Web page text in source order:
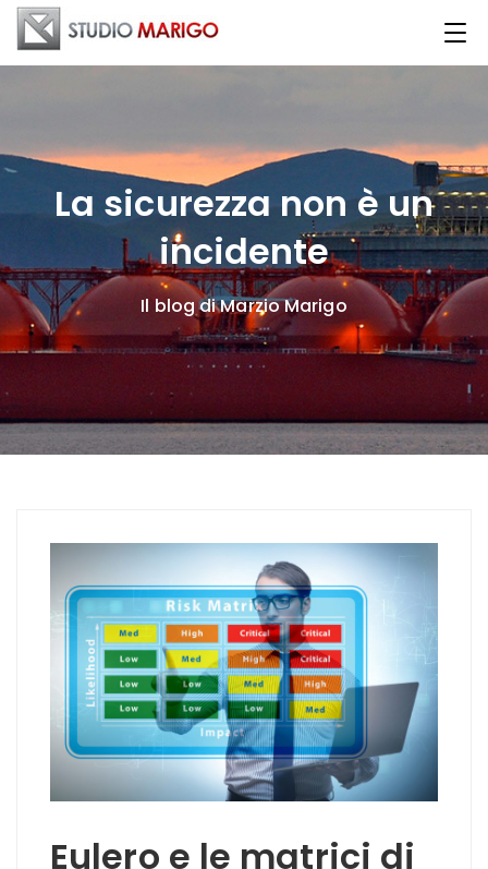
La sicurezza non è un
incidente
Il blog di Marzio Marigo
Eulero e le matrici di